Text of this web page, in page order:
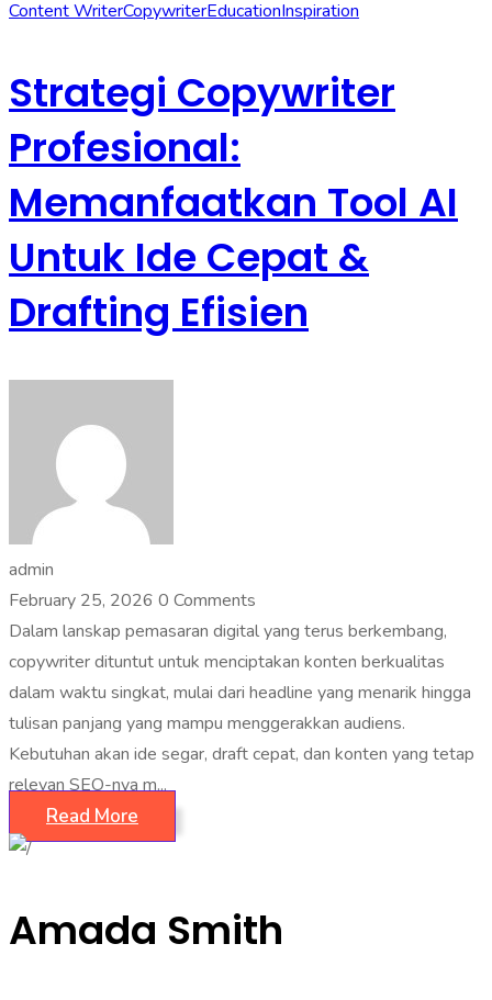
Content WriterCopywriterEducationInspiration
Strategi Copywriter
Profesional:
Memanfaatkan Tool AI
Untuk Ide Cepat &
Drafting Efisien
admin
February 25, 2026 0 Comments
Dalam lanskap pemasaran digital yang terus berkembang,
copywriter dituntut untuk menciptakan konten berkualitas
dalam waktu singkat, mulai dari headline yang menarik hingga
tulisan panjang yang mampu menggerakkan audiens.
Kebutuhan akan ide segar, draft cepat, dan konten yang tetap
relevan SEO-nya m...
Read More
Amada Smith